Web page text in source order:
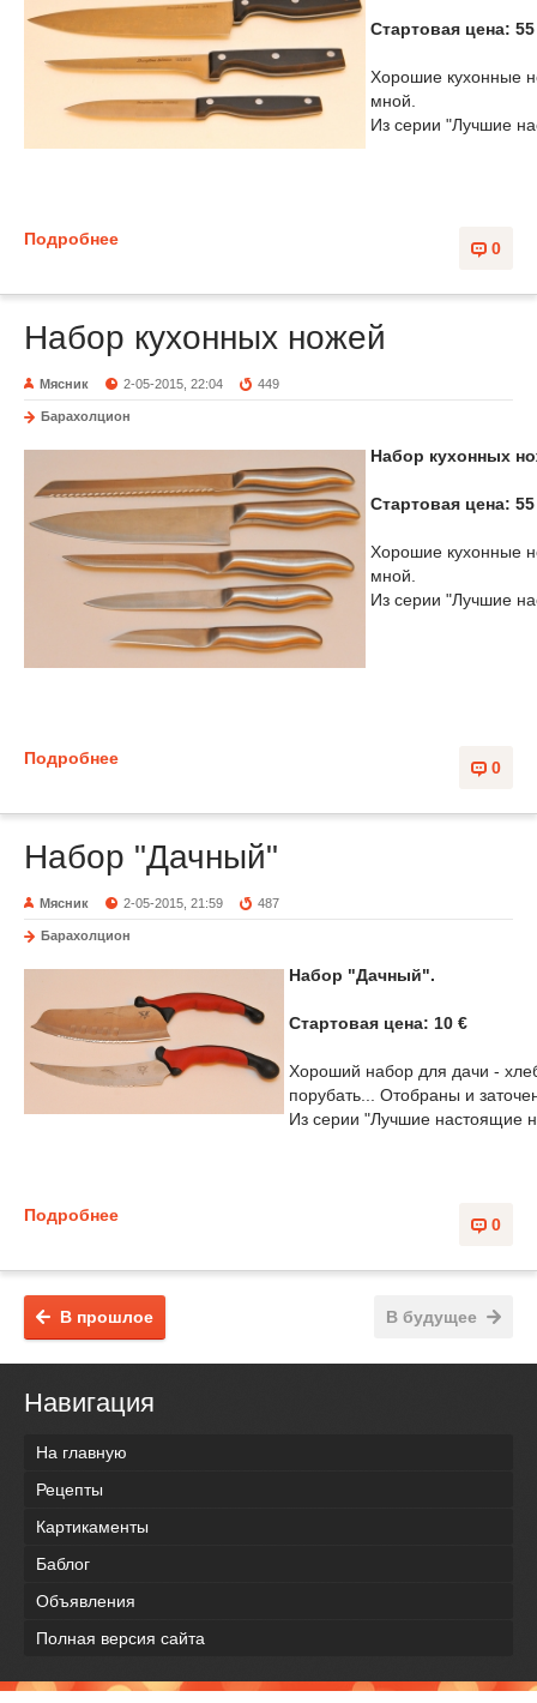
Стартовая цена:
Хорошие кухонные
мной.
Из серии "Лучшие
0
Подробнее
Набор кухонных ножей
Мясник 2-05-2015, 22:04 449
Барахолцион
Набор кухонных
Стартовая цена:
Хорошие кухонные
мной.
Из серии "Лучшие
0
Подробнее
Набор "Дачный"
Мясник 2-05-2015, 21:59 487
Барахолцион
Набор "Дачный".
Стартовая цена: 10 €
Хороший набор для дачи -
порубать... Отобраны и
Из серии "Лучшие настоящие
0
Подробнее
В будущее
В прошлое
Навигация
На главную
Рецепты
Картикаменты
Баблог
Объявления
Полная версия сайта